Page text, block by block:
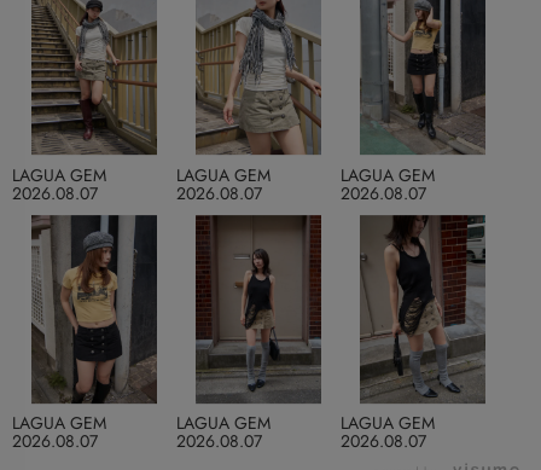
2026.08.07
LAGUA GEM
2026.08.07
LAGUA GEM
2026.08.07
LAGUA GEM
2026.08.07
LAGUA GEM
2026.08.07
LAGUA GEM
2026.08.07
LAGUA GEM